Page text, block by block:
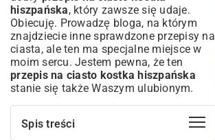
hiszpańska, który zawsze się udaje.
Obiecuję. Prowadzę bloga, na którym
znajdziecie innesprawdzone przepisy na
ciasta, ale ten ma specjalne miejsce w
moim sercu. Jestem pewna, że ten
przepis na ciasto kostka hiszpańska
stanie się także Waszym ulubionym.
Spis treści